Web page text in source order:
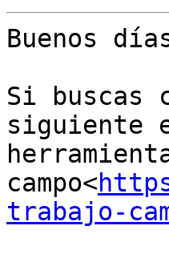
Buenos
Si buscas
siguiente
campo<
trabajo-